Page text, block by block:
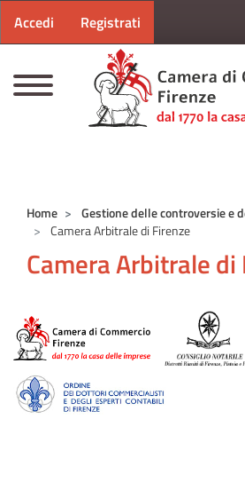
Menu profilo utente
Accedi Registrati
Home
Gestione delle controversie e
Camera Arbitrale di Firenze
Camera Arbitrale di